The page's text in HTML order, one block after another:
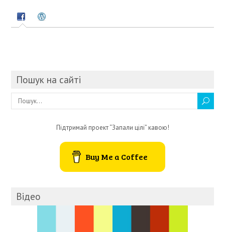
Пошук на сайті
Підтримай проект “Запали цілі” кавою!
Buy Me a Coffee
Відео